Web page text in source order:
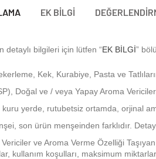
EK BILGI
detaylı bilgileri için lütfen “EK BİLGİ”
Kek, Kurabiye, Pasta ve
Doğal ve / veya Yapay Aroma Vericiler.
kuru yerde, rutubetsiz ortamda, orjinal
son ürün menşeinden farklıdır.
ve Aroma Verme Özelliği
kullanım koşulları, maksimum